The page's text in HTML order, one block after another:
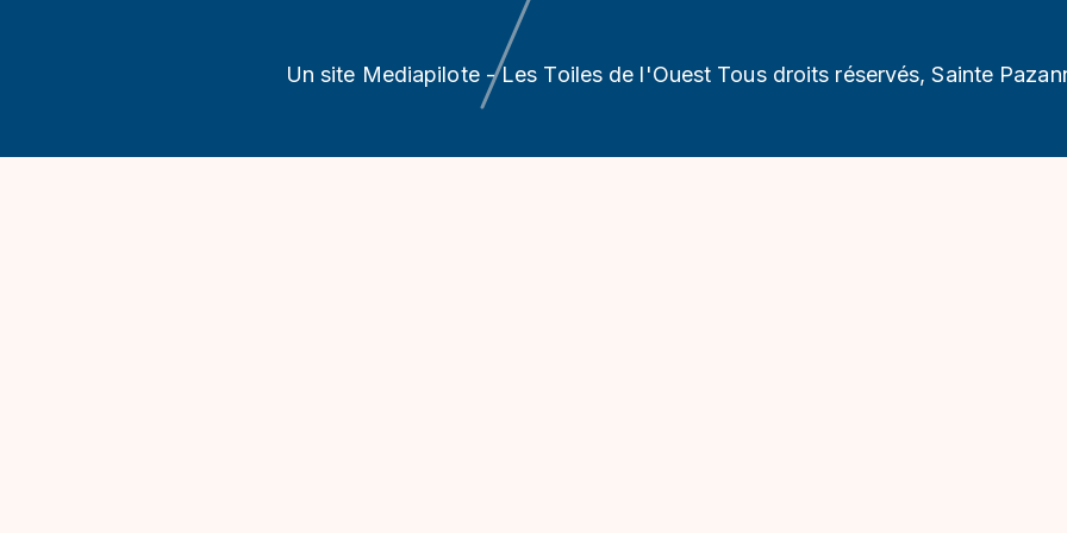
Un site Mediapilote - Les Toiles de l'Ouest Tous droits réservés, Sainte